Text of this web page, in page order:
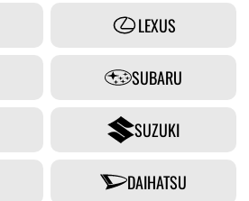
LEXUS
SUBARU
SUZUKI
DAIHATSU